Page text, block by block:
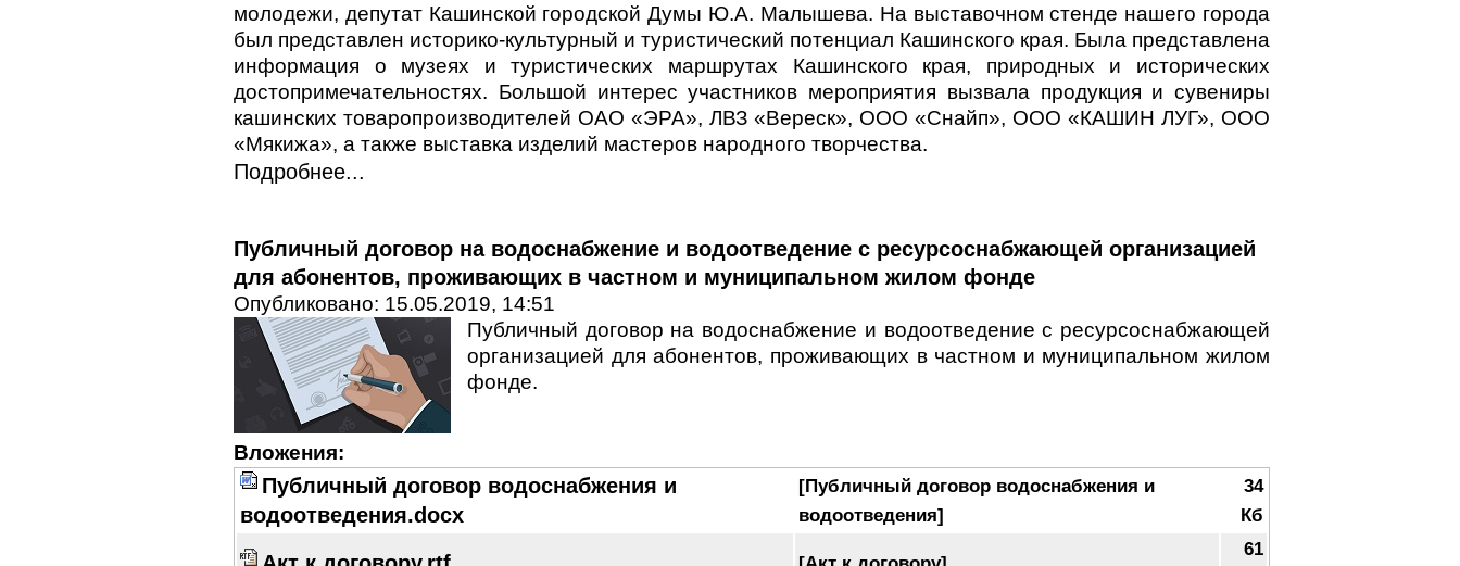
молодежи, депутат Кашинской городской Думы Ю.А. Малышева. На выставочном стенде нашего города
был представлен историко-культурный и туристический потенциал Кашинского края. Была представлена
информация о музеях и туристических маршрутах Кашинского края, природных и исторических
достопримечательностях. Большой интерес участников мероприятия вызвала продукция и сувениры
кашинских товаропроизводителей ОАО «ЭРА», ЛВЗ «Вереск», ООО «Снайп», ООО «КАШИН ЛУГ», ООО
«Мякижа», а также выставка изделий мастеров народного творчества.
Подробнее...
Публичный договор на водоснабжение и водоотведение с ресурсоснабжающей организацией
для абонентов, проживающих в частном и муниципальном жилом фонде
Опубликовано: 15.05.2019, 14:51
Публичный договор на водоснабжение и водоотведение с ресурсоснабжающей
организацией для абонентов, проживающих в частном и муниципальном жилом
фонде.
Вложения:
Публичный договор водоснабжения и
водоотведения.docx
[Публичный договор водоснабжения и
водоотведения]
34
Кб
61